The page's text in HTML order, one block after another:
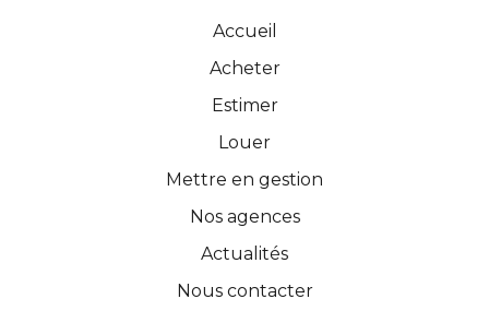
Accueil
Acheter
Estimer
Louer
Mettre en gestion
Nos agences
Actualités
Nous contacter